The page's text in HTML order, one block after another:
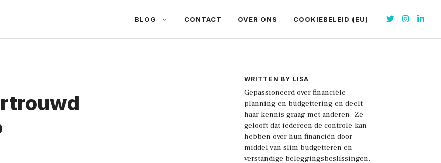
BLOG CONTACT OVER ONS COOKIEBELEID (EU)
WRITTEN BY LISA
Gepassioneerd over financiële
planning en budgettering en deelt
haar kennis graag met anderen. Ze
gelooft dat iedereen de controle kan
hebben over hun financiën door
middel van slim budgetteren en
verstandige beleggingsbeslissingen.